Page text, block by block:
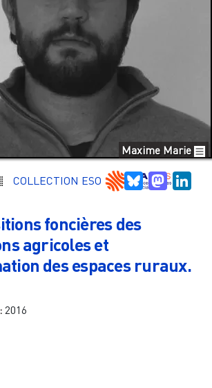
Maxime Marie
COLLECTION ESO Bluesky
foncières des
agricoles et
des espaces ruraux.
2016